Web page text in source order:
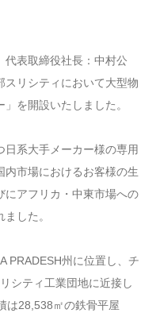
代表取締役社長：中村公
リシティにおいて大型物
を開設いたしました。
日系大手メーカー様の専用
内市場におけるお客様の生
にアフリカ・中東市場への
した。
PRADESH州に位置し、チ
シティ工業団地に近接し
は28,538㎡の鉄骨平屋